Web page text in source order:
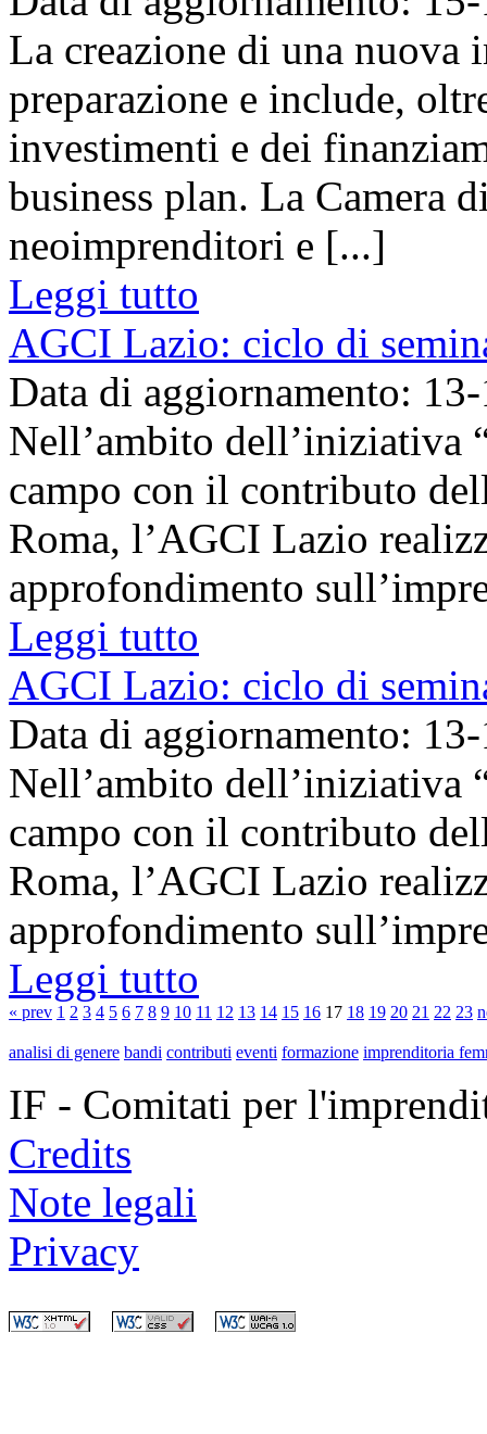
La creazione di una nuova
preparazione e include,
investimenti e dei
business plan. La Camera
neoimprenditori e [...]
Leggi tutto
AGCI Lazio: ciclo di
Data di aggiornamento:
Nell’ambito dell’iniziativa
campo con il contributo
Roma, l’AGCI Lazio
approfondimento
Leggi tutto
AGCI Lazio: ciclo di
Data di aggiornamento:
Nell’ambito dell’iniziativa
campo con il contributo
Roma, l’AGCI Lazio
approfondimento
Leggi tutto
« prev 1 2 3 4 5 6 7 8 9 10 11 12 13 14 15 16 17 18 19 20 21 22 23
analisi di genere bandi contributi eventi formazione imprenditoria
IF - Comitati per
Credits
Note legali
Privacy